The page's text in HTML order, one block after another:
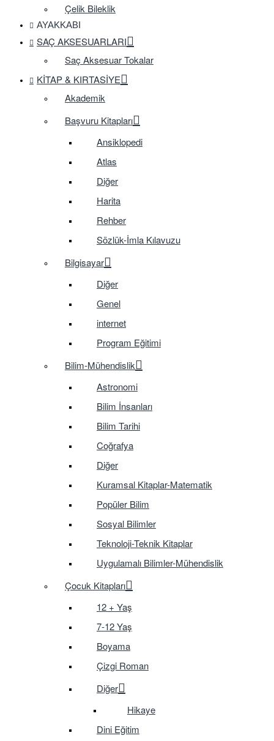
Çelik Bileklik
AYAKKABI
SAÇ AKSESUARLARI
Saç Aksesuar Tokalar
KITAP & KIRTASIYE
Akademik
Başvuru Kitapları
Ansiklopedi
Atlas
Diğer
Harita
Rehber
Sözlük-İmla Kılavuzu
Bilgisayar
Diğer
Genel
internet
Program Eğitimi
Bilim-Mühendislik
Astronomi
Bilim İnsanları
Bilim Tarihi
Coğrafya
Diğer
Kuramsal Kitaplar-Matematik
Popüler Bilim
Sosyal Bilimler
Teknoloji-Teknik Kitaplar
Uygulamalı Bilimler-Mühendislik
Çocuk Kitapları
12 + Yaş
7-12 Yaş
Boyama
Çizgi Roman
Diğer
Hikaye
Dini Eğitim